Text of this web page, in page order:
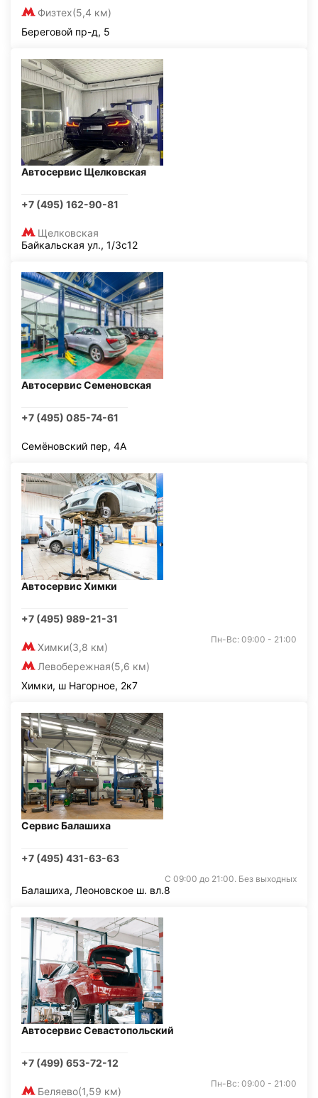
Физтех(5,4 км)
Береговой пр-д, 5
Автосервис Щелковская
+7 (495) 162-90-81
Щелковская
Байкальская ул., 1/3с12
Автосервис Семеновская
+7 (495) 085-74-61
Семёновский пер, 4А
Автосервис Химки
+7 (495) 989-21-31
Химки(3,8 км)
Левобережная(5,6 км)
Пн-Вс: 09:00 - 21:00
Химки, ш Нагорное, 2к7
Сервис Балашиха
+7 (495) 431-63-63
С 09:00 до 21:00. Без выходных
Балашиха, Леоновское ш. вл.8
Автосервис Севастопольский
+7 (499) 653-72-12
Беляево(1,59 км)
Пн-Вс: 09:00 - 21:00